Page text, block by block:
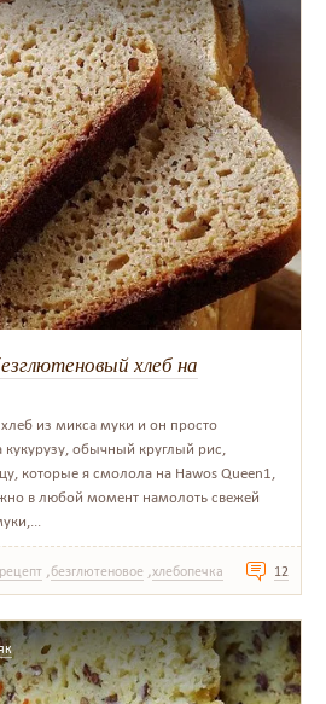
хлеб на
из микса муки и он просто
обычный круглый рис,
которые я смолола на Hawos Queen1,
в любой момент намолоть свежей
,безглютеновое ,хлебопечка 12